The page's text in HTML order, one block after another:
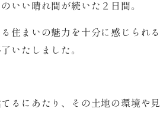
いい晴れ間が続いた２日間。
る住まいの魅力を十分に感じられ
いたしました。
るにあたり、その土地の環境や